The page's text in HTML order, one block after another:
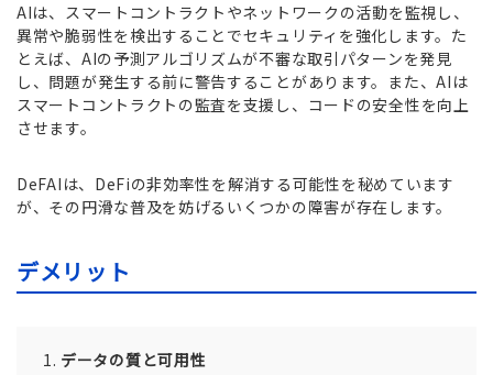
AIは、スマートコントラクトやネットワークの活動を監視し、
異常や脆弱性を検出することでセキュリティを強化します。た
とえば、AIの予測アルゴリズムが不審な取引パターンを発見
し、問題が発生する前に警告することがあります。また、AIは
スマートコントラクトの監査を支援し、コードの安全性を向上
させます。
DeFAIは、DeFiの非効率性を解消する可能性を秘めています
が、その円滑な普及を妨げるいくつかの障害が存在します。
デメリット
データの質と可用性